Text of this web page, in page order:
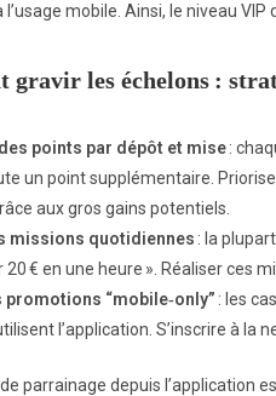
mobile. Ainsi, le niveau
gravir les échelons :
points par dépôt et mise:
un point supplémentaire.
aux gros gains potentiels.
missions quotidiennes : la
20 € en une heure ». Réaliser ces
promotions “mobile‑only” : les
l’application. S’inscrire à la
parrainage depuis l’application